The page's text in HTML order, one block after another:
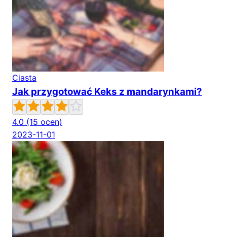
Ciasta
Jak przygotować Keks z mandarynkami?
4.0 (15 ocen)
2023-11-01